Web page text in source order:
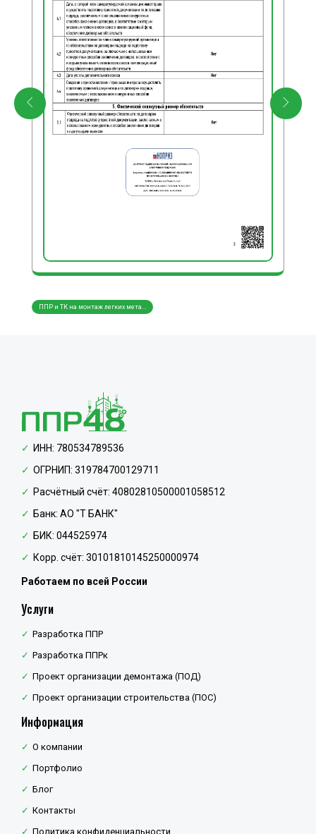
ППР и ТК на монтаж легких мета...
ИНН: 780534789536
ОГРНИП: 319784700129711
Расчётный счёт: 40802810500001058512
Банк: АО "Т БАНК"
БИК: 044525974
Корр. счёт: 30101810145250000974
Работаем по всей России
Услуги
Разработка ППР
Разработка ППРк
Проект организации демонтажа (ПОД)
Проект организации строительства (ПОС)
Информация
О компании
Портфолио
Блог
Контакты
Политика конфиденциальности